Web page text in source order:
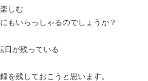
しむ
もいらっしゃるのでしょうか？
日が残っている
を残しておこうと思います。